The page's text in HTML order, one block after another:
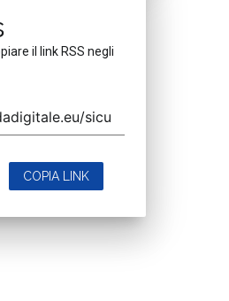
il link RSS negli
COPIA LINK